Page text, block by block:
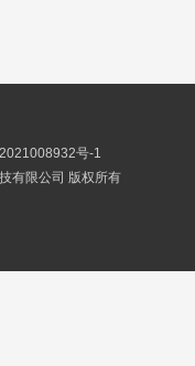
号-1
有限公司 版权所有